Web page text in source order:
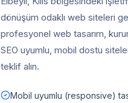
dönüşüm odaklı web siteleri
profesyonel web tasarım,
SEO uyumlu, mobil dostu
teklif alın.
Mobil uyumlu (responsive)